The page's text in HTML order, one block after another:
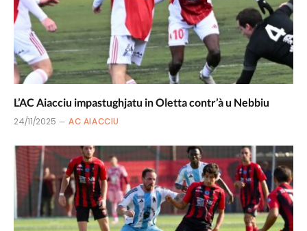
L’AC Aiacciu impastughjatu in Oletta contr’à u Nebbiu
24/11/2025 AC AIACCIU